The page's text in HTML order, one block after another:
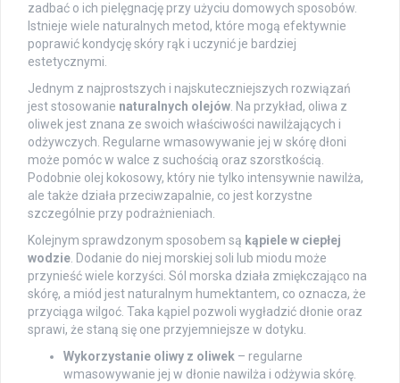
zadbać o ich pielęgnację przy użyciu domowych sposobów.
Istnieje wiele naturalnych metod, które mogą efektywnie
poprawić kondycję skóry rąk i uczynić je bardziej
estetycznymi.
Jednym z najprostszych i najskuteczniejszych rozwiązań
jest stosowanie naturalnych olejów. Na przykład, oliwa z
oliwek jest znana ze swoich właściwości nawilżających i
odżywczych. Regularne wmasowywanie jej w skórę dłoni
może pomóc w walce z suchością oraz szorstkością.
Podobnie olej kokosowy, który nie tylko intensywnie nawilża,
ale także działa przeciwzapalnie, co jest korzystne
szczególnie przy podrażnieniach.
Kolejnym sprawdzonym sposobem są kąpiele w ciepłej
wodzie. Dodanie do niej morskiej soli lub miodu może
przynieść wiele korzyści. Sól morska działa zmiękczająco na
skórę, a miód jest naturalnym humektantem, co oznacza, że
przyciąga wilgoć. Taka kąpiel pozwoli wygładzić dłonie oraz
sprawi, że staną się one przyjemniejsze w dotyku.
Wykorzystanie oliwy z oliwek – regularne
wmasowywanie jej w dłonie nawilża i odżywia skórę.